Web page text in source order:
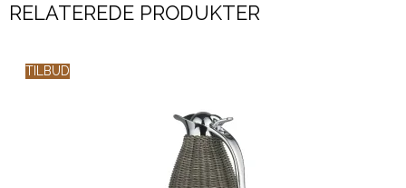
RELATEREDE PRODUKTER
TILBUD